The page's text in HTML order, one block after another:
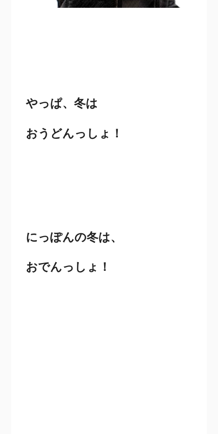
やっぱ、冬は
おうどんっしょ！
にっぽんの冬は、
おでんっしょ！